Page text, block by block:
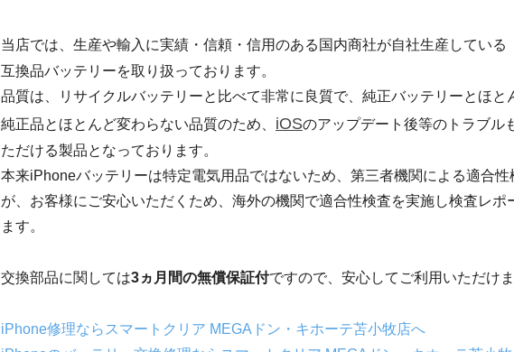
当店では、生産や輸入に実績・信頼・信用のある国内商社が自社生産している
互換品バッテリーを取り扱っております。
品質は、リサイクルバッテリーと比べて非常に良質で、純正バッテリーとほと
純正品とほとんど変わらない品質のため、 iOSのアップデート後等のトラブル
ただける製品となっております。
本来iPhoneバッテリーは特定電気用品ではないため、第三者機関による適合
が、お客様にご安心いただくため、海外の機関で適合性検査を実施し検査レポ
ます。
交換部品に関しては3ヵ月間の無償保証付ですので、安心してご利用いただけま
iPhone修理ならスマートクリア MEGAドン・キホーテ苫小牧店へ